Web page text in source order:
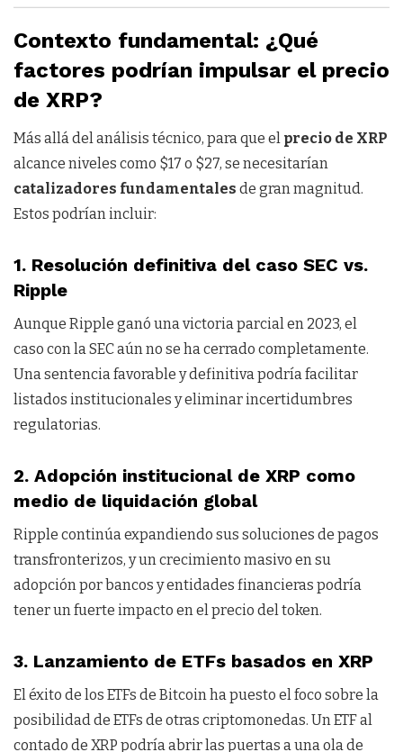
Contexto fundamental: ¿Qué
factores podrían impulsar el precio
de XRP?
Más allá del análisis técnico, para que el precio de XRP
alcance niveles como $17 o $27, se necesitarían
catalizadores fundamentales de gran magnitud.
Estos podrían incluir:
1. Resolución definitiva del caso SEC vs.
Ripple
Aunque Ripple ganó una victoria parcial en 2023, el
caso con la SEC aún no se ha cerrado completamente.
Una sentencia favorable y definitiva podría facilitar
listados institucionales y eliminar incertidumbres
regulatorias.
2. Adopción institucional de XRP como
medio de liquidación global
Ripple continúa expandiendo sus soluciones de pagos
transfronterizos, y un crecimiento masivo en su
adopción por bancos y entidades financieras podría
tener un fuerte impacto en el precio del token.
3. Lanzamiento de ETFs basados en XRP
El éxito de los ETFs de Bitcoin ha puesto el foco sobre la
posibilidad de ETFs de otras criptomonedas. Un ETF al
contado de XRP podría abrir las puertas a una ola de